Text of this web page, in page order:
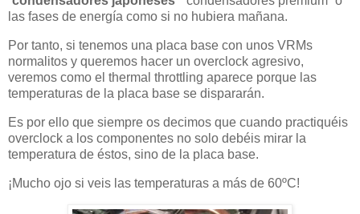
las fases de energía como si no hubiera mañana.
Por tanto, si tenemos una placa base con unos VRMs
normalitos y queremos hacer un overclock agresivo,
veremos como el thermal throttling aparece porque las
temperaturas de la placa base se dispararán.
Es por ello que siempre os decimos que cuando practiquéis
overclock a los componentes no solo debéis mirar la
temperatura de éstos, sino de la placa base.
¡Mucho ojo si veis las temperaturas a más de 60ºC!